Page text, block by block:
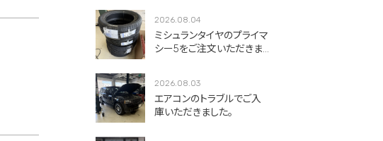
2026.08.04
ミシュランタイヤのプライマ
シー5をご注文いただきま
2026.08.03
エアコンのトラブルでご入
庫いただきました。